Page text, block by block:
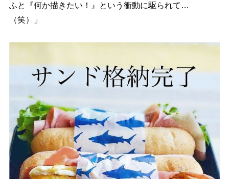
ふと『何か描きたい！』という衝動に駆られて…
（笑）」